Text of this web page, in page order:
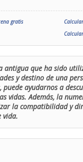
gratis
antigua que ha sido
y destino de una
ayudarnos a
vidas. Además, la
la compatibilidad y
vida.